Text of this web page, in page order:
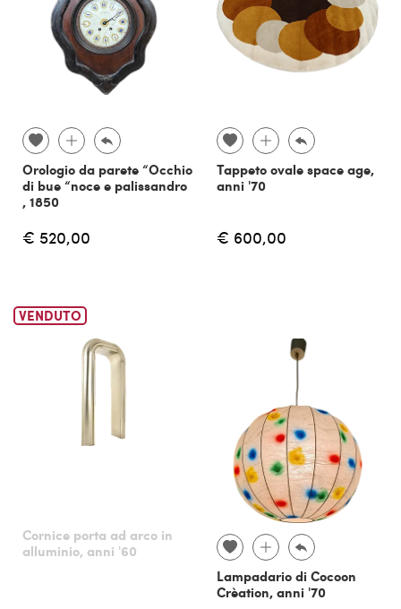
Orologio da parete “Occhio
di bue “noce e palissandro
, 1850
€ 520,00
Tappeto ovale space age,
anni '70
€ 600,00
VENDUTO
Cornice porta ad arco in
alluminio, anni '60
Lampadario di Cocoon
Crèation, anni '70